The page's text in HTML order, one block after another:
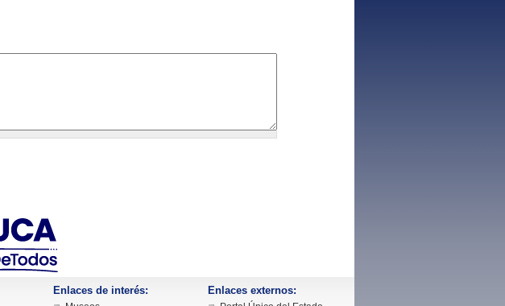
Enlaces de interés: Enlaces externos: